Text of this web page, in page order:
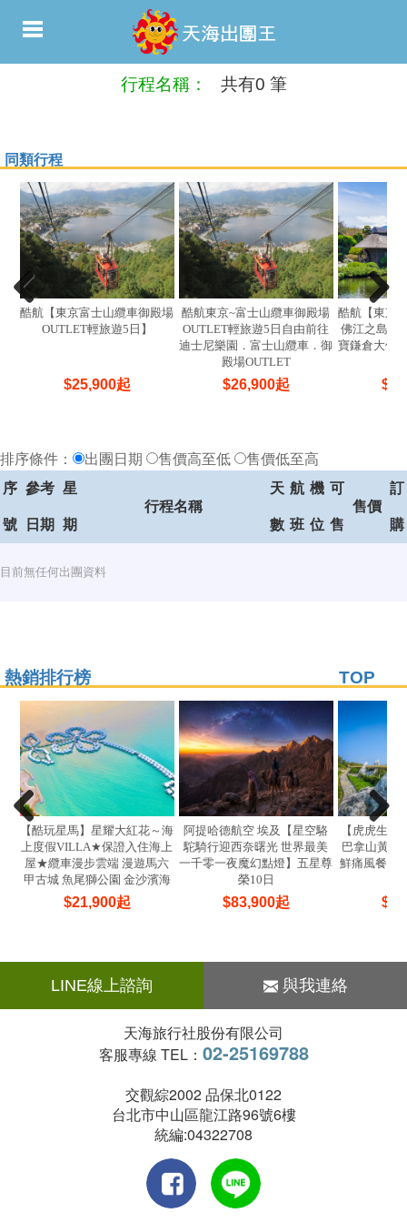
行程名稱： 共有0 筆
同類行程
酷航【東京富士山纜車御殿場
OUTLET輕旅遊5日】
$25,900起
酷航東京~富士山纜車御殿場
OUTLET輕旅遊5日自由前往
迪士尼樂園．富士山纜車．御
殿場OUTLET
$26,900起
酷航【東京
佛江之島5
寶鎌倉大佛
$
排序條件： 出團日期 售價高至低
售價低至高
序
號
參考
日期
星
期
行程名稱
天
數
航
班
機
位
可
售
售價
訂
購
目前無任何出團資料
熱銷排行榜 TOP
【酷玩星馬】星耀大紅花～海
上度假VILLA★保證入住海上
屋★纜車漫步雲端 漫遊馬六
甲古城 魚尾獅公園 金沙濱海
灣5日
$21,900起
阿提哈德航空 埃及【星空駱
駝騎行迎西奈曙光 世界最美
一千零一夜魔幻點燈】五星尊
榮10日
$83,900起
【虎虎生
巴拿山黃金
鮮痛風餐 焗
$
LINE線上諮詢 與我連絡
天海旅行社股份有限公司
客服專線 TEL： 02-25169788
交觀綜2002 品保北0122
台北市中山區龍江路96號6樓
統編:04322708